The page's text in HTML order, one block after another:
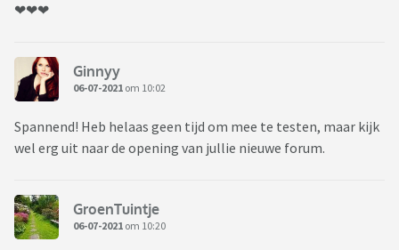
❤❤❤
Ginnyy
06-07-2021 om 10:02
Spannend! Heb helaas geen tijd om mee te testen, maar kijk
wel erg uit naar de opening van jullie nieuwe forum.
GroenTuintje
06-07-2021 om 10:20